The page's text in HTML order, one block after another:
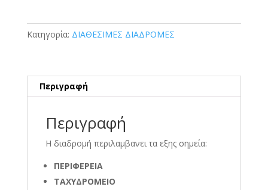
Κατηγορία: ΔΙΑΘΕΣΙΜΕΣ ΔΙΑΔΡΟΜΕΣ
Περιγραφή
Περιγραφή
Η διαδρομή περιλαμβανει τα εξης σημεία:
ΠΕΡΙΦΕΡΕΙΑ
ΤΑΧΥΔΡΟΜΕΙΟ